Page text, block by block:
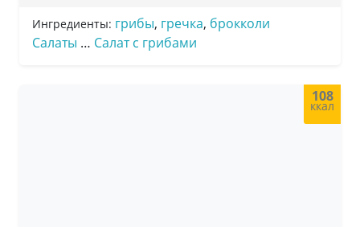
Ингредиенты: грибы, гречка, брокколи
Салаты … Салат с грибами
108
ккал